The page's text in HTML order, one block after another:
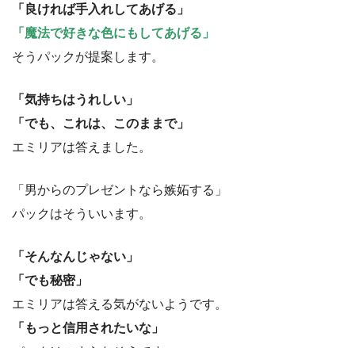
「良ければ手入れしてあげる」
「魔法で好きな色にもしてあげる」
そうパックが提案します。
「気持ちはうれしい」
「でも、これは、このままで」
エミリアは答えました。
「男からのプレゼントなら嫉妬する」
パックはそういいます。
「そんなんじゃない」
「でも秘密」
エミリアは答える気がないようです。
「もっと信用されたいな」